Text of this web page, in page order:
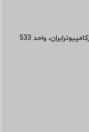
واحد 533